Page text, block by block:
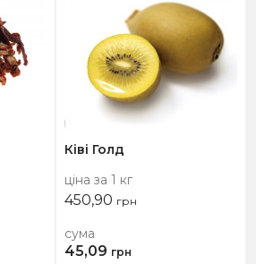
Ківі Голд
ціна за 1 кг
450,90 грн
сума
45,09 грн